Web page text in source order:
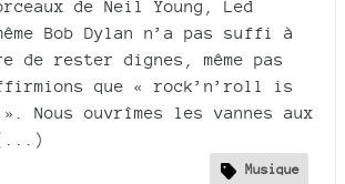
de Neil Young, Led
Bob Dylan n’a pas suffi à
de rester dignes, même pas
que « rock’n’roll is
Nous ouvrîmes les vannes aux
Musique